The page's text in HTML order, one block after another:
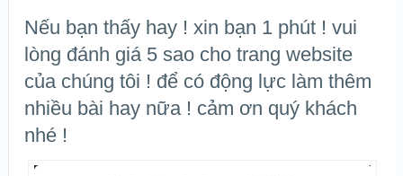
Nếu bạn thấy hay ! xin bạn 1 phút ! vui
lòng đánh giá 5 sao cho trang website
của chúng tôi ! để có động lực làm thêm
nhiều bài hay nữa ! cảm ơn quý khách
nhé !